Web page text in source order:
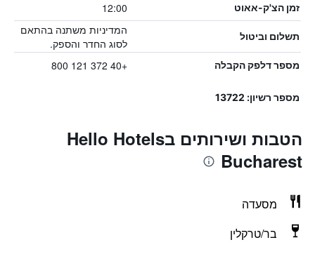
זמן הצ'ק-אאוט 12:00
תשלום וביטול
המדיניות משתנה בהתאם
לסוג החדר והספק.
מספר דלפק הקבלה +40 372 121 800
מספר רשיון: 13722
הטבות ושירותים בHello Hotels
Bucharest
מסעדה
בר/טרקלין